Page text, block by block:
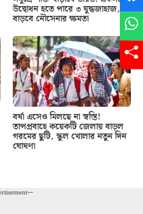
উদ্বোধন হতে পারে ৩ যুদ্ধজাহাজ,
বাড়বে নৌসেনার ক্ষমতা
বর্ষা এসেও মিলছে না স্বস্তি!
তাপপ্রবাহে কয়েকটি জেলায় বাড়ল
গরমের ছুটি, স্কুল খোলার নতুন দিন
ঘোষণা